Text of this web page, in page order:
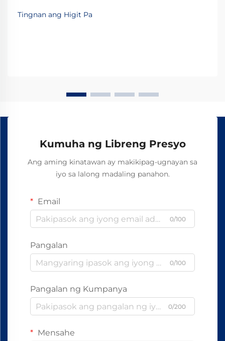
mabawasan ang panahon ng pagkakasira. Sa gitna ng
mga mahalagang bahaging ito, ang linear bearing ay
Tingnan ang Higit Pa
Kumuha ng Libreng Presyo
Ang aming kinatawan ay makikipag-ugnayan sa
iyo sa lalong madaling panahon.
Email
0/100
Pangalan
0/100
Pangalan ng Kumpanya
0/200
Mensahe